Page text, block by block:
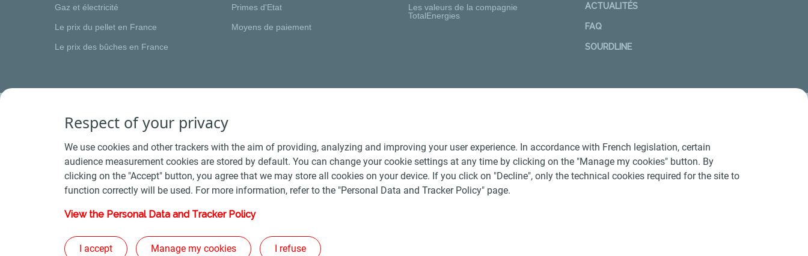
Gaz et électricité
Le prix du pellet en France
Le prix des bûches en France
Primes d'Etat
Moyens de paiement
Les valeurs de la compagnie
TotalEnergies
ACTUALITÉS
FAQ
SOURDLINE
Conditions Générales de Vente Bois - Conditions Générales de Vente Produits Pétroliers
Plan du site - Les sites de la compagnie TotalEnergies
Respect of your privacy
We use cookies and other trackers with the aim of providing, analyzing and improving your user experience. In accordance with French legislation, certain
audience measurement cookies are stored by default. You can change your cookie settings at any time by clicking on the "Manage my cookies" button. By
clicking on the "Accept" button, you agree that we may store all cookies on your device. If you click on "Decline", only the technical cookies required for the site to
function correctly will be used. For more information, refer to the "Personal Data and Tracker Policy" page.
View the Personal Data and Tracker Policy
I accept Manage my cookies I refuse